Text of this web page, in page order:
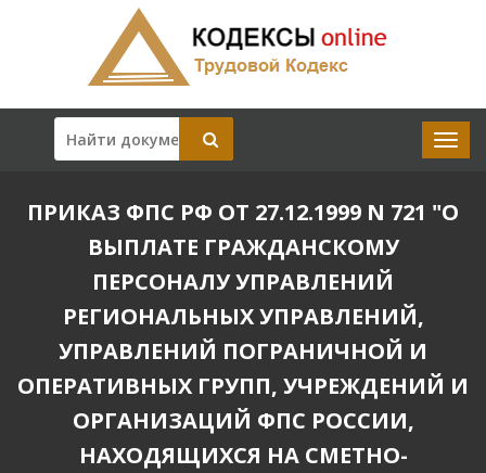
ПРИКАЗ ФПС РФ ОТ 27.12.1999 N 721 "О
ВЫПЛАТЕ ГРАЖДАНСКОМУ
ПЕРСОНАЛУ УПРАВЛЕНИЙ
РЕГИОНАЛЬНЫХ УПРАВЛЕНИЙ,
УПРАВЛЕНИЙ ПОГРАНИЧНОЙ И
ОПЕРАТИВНЫХ ГРУПП, УЧРЕЖДЕНИЙ И
ОРГАНИЗАЦИЙ ФПС РОССИИ,
НАХОДЯЩИХСЯ НА СМЕТНО-